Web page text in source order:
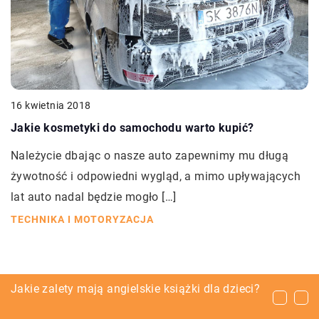
16 kwietnia 2018
Jakie kosmetyki do samochodu warto kupić?
Należycie dbając o nasze auto zapewnimy mu długą
żywotność i odpowiedni wygląd, a mimo upływających
lat auto nadal będzie mogło […]
TECHNIKA I MOTORYZACJA
Z jakich części składa się zawieszenie
Jakie zalety mają angielskie książki dla dzieci?
Podstawowe wyposażenie hotelowych łazienek